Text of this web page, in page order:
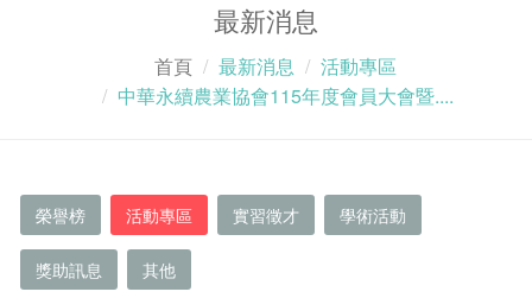
最新消息
首頁 最新消息
活動專區
中華永續農業協會115年度會員大會暨....
榮譽榜 活動專區 實習徵才 學術活動
獎助訊息 其他